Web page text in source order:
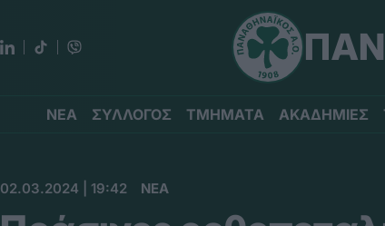
ΝΕΑ ΣΥΛΛΟΓΟΣ ΤΜΗΜΑΤΑ ΑΚΑΔΗΜΙΕΣ
02.03.2024 | 19:42 ΝΕΑ